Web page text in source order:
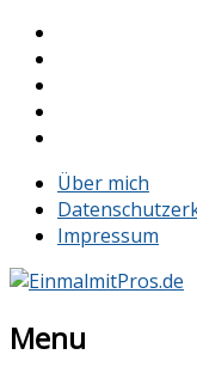
Über mich
Impressum
Menu